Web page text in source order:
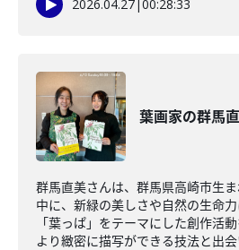
2026.04.27|00:28:33
葉画家の群馬
群馬直美さんは、群馬県高崎市生
中に、新緑の美しさや自然の生命力
「葉っぱ」をテーマにした創作活
より緻密に描写ができる技法と出